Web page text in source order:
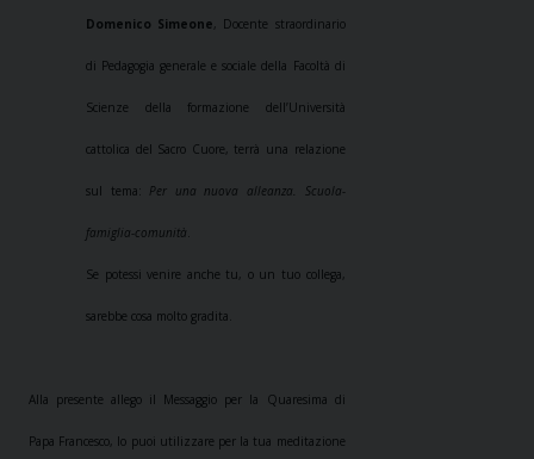
Domenico Simeone, Docente straordinario
di Pedagogia generale e sociale della Facoltà di
Scienze della formazione dell’Università
cattolica del Sacro Cuore, terrà una relazione
sul tema: Per una nuova alleanza. Scuola-
famiglia-comunità.
Se potessi venire anche tu, o un tuo collega,
sarebbe cosa molto gradita.
Alla presente allego il Messaggio per la Quaresima di
Papa Francesco, lo puoi utilizzare per la tua meditazione